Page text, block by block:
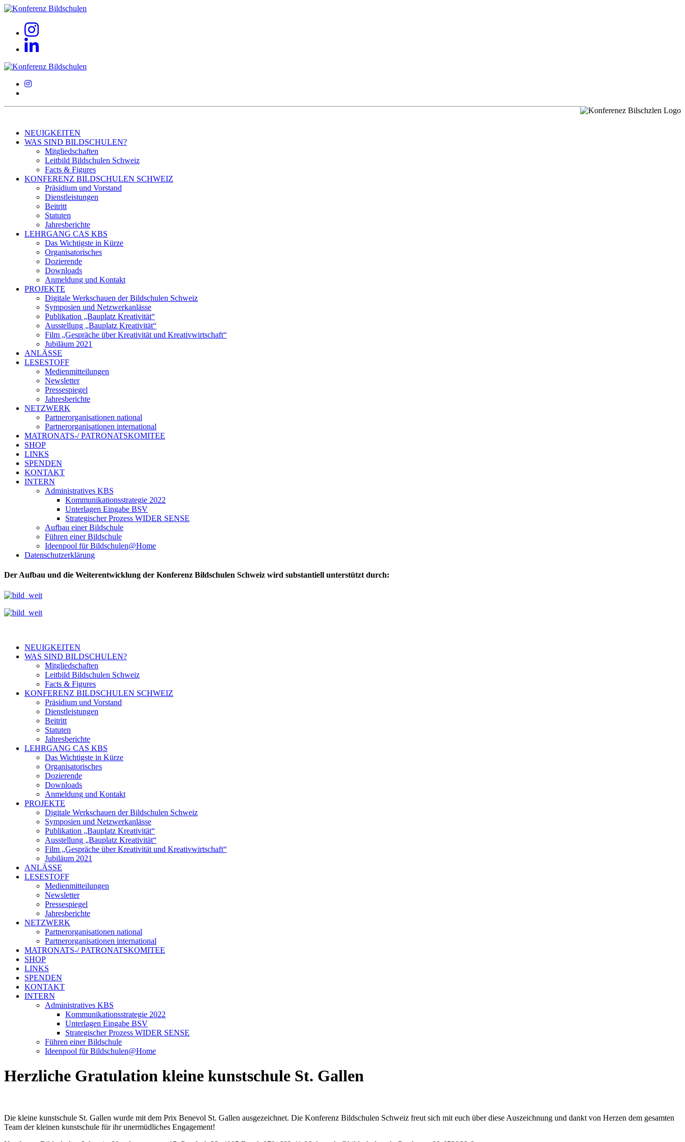
NEUIGKEITEN
WAS SIND BILDSCHULEN?
Mitgliedschaften
Leitbild Bildschulen Schweiz
Facts & Figures
KONFERENZ BILDSCHULEN SCHWEIZ
Präsidium und Vorstand
Dienstleistungen
Beitritt
Statuten
Jahresberichte
LEHRGANG CAS KBS
Das Wichtigste in Kürze
Organisatorisches
Dozierende
Downloads
Anmeldung und Kontakt
PROJEKTE
Digitale Werkschauen der Bildschulen Schweiz
Symposien und Netzwerkanlässe
Publikation „Bauplatz Kreativität“
Ausstellung „Bauplatz Kreativität“
Film „Gespräche über Kreativität und Kreativwirtschaft“
Jubiläum 2021
ANLÄSSE
LESESTOFF
Medienmitteilungen
Newsletter
Pressespiegel
Jahresberichte
NETZWERK
Partnerorganisationen national
Partnerorganisationen international
MATRONATS-/ PATRONATSKOMITEE
SHOP
LINKS
SPENDEN
KONTAKT
INTERN
Administratives KBS
Kommunikationsstrategie 2022
Unterlagen Eingabe BSV
Strategischer Prozess WIDER SENSE
Aufbau einer Bildschule
Führen einer Bildschule
Ideenpool für Bildschulen@Home
Datenschutzerklärung
Der Aufbau und die Weiterentwicklung der Konferenz Bildschulen Schweiz wird substantiell unterstützt durch:
NEUIGKEITEN
WAS SIND BILDSCHULEN?
Mitgliedschaften
Leitbild Bildschulen Schweiz
Facts & Figures
KONFERENZ BILDSCHULEN SCHWEIZ
Präsidium und Vorstand
Dienstleistungen
Beitritt
Statuten
Jahresberichte
LEHRGANG CAS KBS
Das Wichtigste in Kürze
Organisatorisches
Dozierende
Downloads
Anmeldung und Kontakt
PROJEKTE
Digitale Werkschauen der Bildschulen Schweiz
Symposien und Netzwerkanlässe
Publikation „Bauplatz Kreativität“
Ausstellung „Bauplatz Kreativität“
Film „Gespräche über Kreativität und Kreativwirtschaft“
Jubiläum 2021
ANLÄSSE
LESESTOFF
Medienmitteilungen
Newsletter
Pressespiegel
Jahresberichte
NETZWERK
Partnerorganisationen national
Partnerorganisationen international
MATRONATS-/ PATRONATSKOMITEE
SHOP
LINKS
SPENDEN
KONTAKT
INTERN
Administratives KBS
Kommunikationsstrategie 2022
Unterlagen Eingabe BSV
Strategischer Prozess WIDER SENSE
Führen einer Bildschule
Ideenpool für Bildschulen@Home
Herzliche Gratulation kleine kunstschule St. Gallen
Die kleine kunstschule St. Gallen wurde mit dem Prix Benevol St. Gallen ausgezeichnet. Die Konferenz Bildschulen Schweiz freut sich mit euch über diese Auszeichnung und dankt von Herzen dem gesamten
Team der kleinen kunstschule für ihr unermüdliches Engagement!